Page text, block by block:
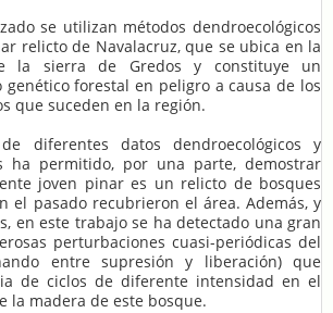
se utilizan métodos dendroecológicos
relicto de Navalacruz, que se ubica en la
la sierra de Gredos y constituye un
forestal en peligro a causa de los
que suceden en la región.
diferentes datos dendroecológicos y
ha permitido, por una parte, demostrar
joven pinar es un relicto de bosques
el pasado recubrieron el área. Además, y
en este trabajo se ha detectado una gran
perturbaciones cuasi-periódicas del
entre supresión y liberación) que
de ciclos de diferente intensidad en el
la madera de este bosque.